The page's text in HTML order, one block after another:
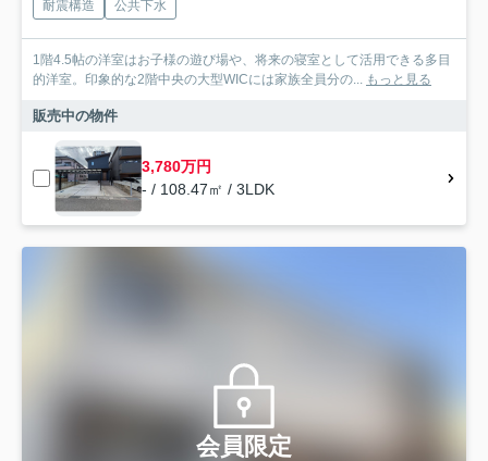
耐震構造 公共下水
1階4.5帖の洋室はお子様の遊び場や、将来の寝室として活用できる多目
的洋室。印象的な2階中央の大型WICには家族全員分の... もっと見る
販売中の物件
3,780万円
- / 108.47㎡ / 3LDK
会員限定